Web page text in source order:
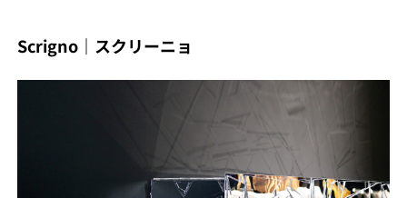
Scrigno｜スクリーニョ